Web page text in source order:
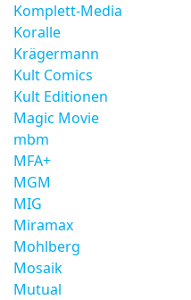
Komplett-Media
Koralle
Krägermann
Kult Comics
Kult Editionen
Magic Movie
mbm
MFA+
MGM
MIG
Miramax
Mohlberg
Mosaik
Mutual